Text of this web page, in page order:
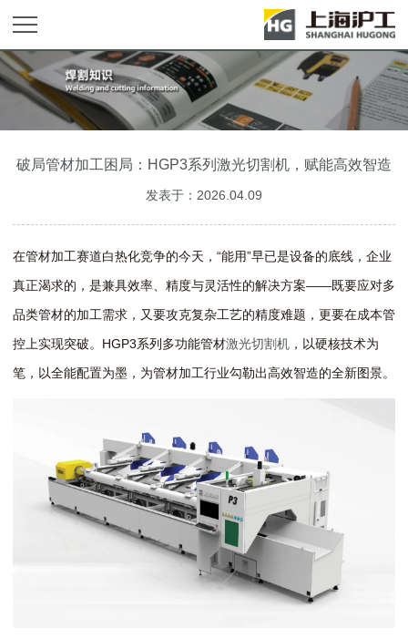
破局管材加工困局：HGP3系列激光切割机，赋能高效智造
发表于：2026.04.09
在管材加工赛道白热化竞争的今天，“能用”早已是设备的底线，企业
真正渴求的，是兼具效率、精度与灵活性的解决方案——既要应对多
品类管材的加工需求，又要攻克复杂工艺的精度难题，更要在成本管
控上实现突破。HGP3系列多功能管材激光切割机 ，以硬核技术为
笔，以全能配置为墨，为管材加工行业勾勒出高效智造的全新图景。